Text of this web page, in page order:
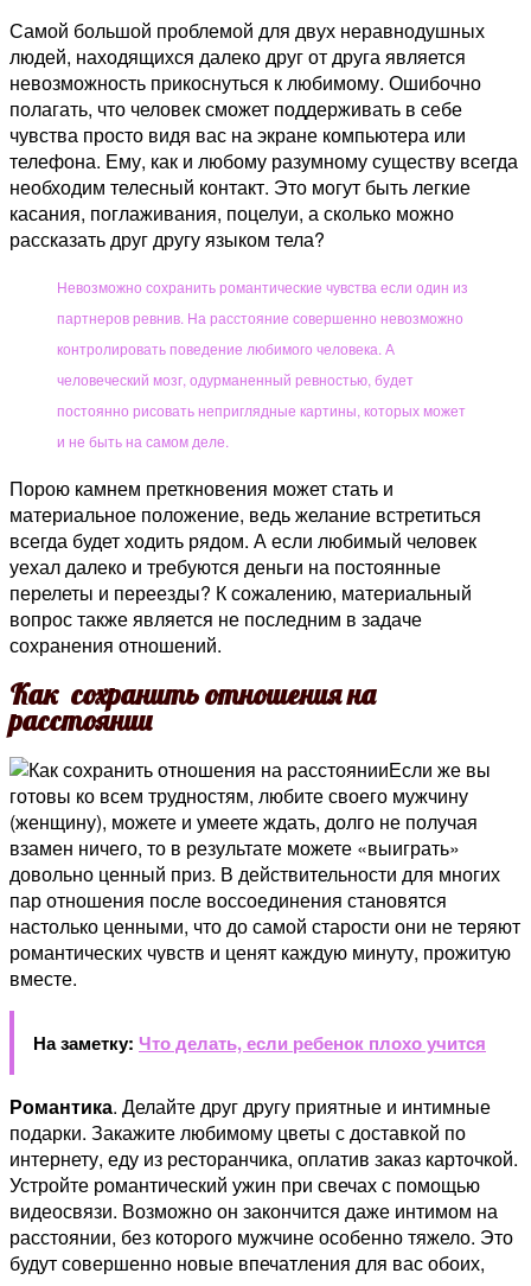
Самой большой проблемой для двух неравнодушных
людей, находящихся далеко друг от друга является
невозможность прикоснуться к любимому. Ошибочно
полагать, что человек сможет поддерживать в себе
чувства просто видя вас на экране компьютера или
телефона. Ему, как и любому разумному существу всегда
необходим телесный контакт. Это могут быть легкие
касания, поглаживания, поцелуи, а сколько можно
рассказать друг другу языком тела?
Невозможно сохранить романтические чувства если один из
партнеров ревнив. На расстояние совершенно невозможно
контролировать поведение любимого человека. А
человеческий мозг, одурманенный ревностью, будет
постоянно рисовать неприглядные картины, которых может
и не быть на самом деле.
Порою камнем преткновения может стать и
материальное положение, ведь желание встретиться
всегда будет ходить рядом. А если любимый человек
уехал далеко и требуются деньги на постоянные
перелеты и переезды? К сожалению, материальный
вопрос также является не последним в задаче
сохранения отношений.
Как сохранить отношения на
расстоянии
Если же вы
готовы ко всем трудностям, любите своего мужчину
(женщину), можете и умеете ждать, долго не получая
взамен ничего, то в результате можете «выиграть»
довольно ценный приз. В действительности для многих
пар отношения после воссоединения становятся
настолько ценными, что до самой старости они не теряют
романтических чувств и ценят каждую минуту, прожитую
вместе.
На заметку: Что делать, если ребенок плохо учится
Романтика. Делайте друг другу приятные и интимные
подарки. Закажите любимому цветы с доставкой по
интернету, еду из ресторанчика, оплатив заказ карточкой.
Устройте романтический ужин при свечах с помощью
видеосвязи. Возможно он закончится даже интимом на
расстоянии, без которого мужчине особенно тяжело. Это
будут совершенно новые впечатления для вас обоих,